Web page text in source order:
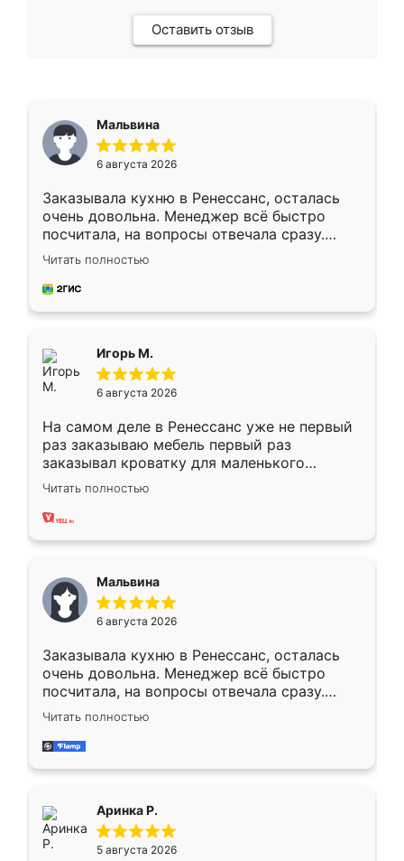
Оставить отзыв
Мальвина
6 августа 2026
Заказывала кухню в Ренессанс, осталась
очень довольна. Менеджер всё быстро
посчитала, на вопросы отвечала сразу.
Замерщик приехал в субботу, подошёл к
делу со всей ответственностью. Собрали
за день, ребята работали аккуратно, даже
Читать полностью
Игорь М.
6 августа 2026
На самом деле в Ренессанс уже не первый
раз заказываю мебель первый раз
заказывал кроватку для маленького
ребёнка при его рождении ,во второй раз
заказал шкаф-купе. По качеству очень
хорошее сборка достаточно быстрая,
меньше, здесь же он более разнообразный.
Мне нравится ,если что-то потребуется из
мебели буду заказывать только здесь.
Читать полностью
Мальвина
6 августа 2026
Заказывала кухню в Ренессанс, осталась
очень довольна. Менеджер всё быстро
посчитала, на вопросы отвечала сразу.
Замерщик приехал в субботу, подошёл к
делу со всей ответственностью. Собрали
за день, ребята работали аккуратно, даже
Читать полностью
Аринка Р.
5 августа 2026